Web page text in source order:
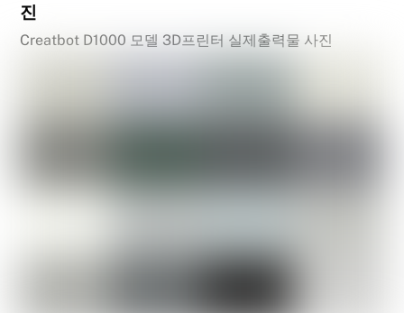
진
Creatbot D1000 모델 3D프린터 실제출력물 사진